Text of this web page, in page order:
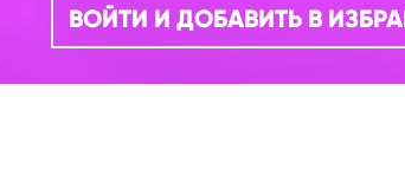
ВОЙТИ И ДОБАВИТЬ В